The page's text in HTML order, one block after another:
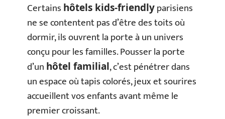
Certains hôtels kids-friendlyparisiens
ne se contentent pas d’être des toits où
dormir, ils ouvrent la porte à un univers
conçu pour les familles. Pousser la porte
d’un hôtel familial, c’est pénétrer dans
un espace où tapis colorés, jeux et sourires
accueillent vos enfants avant même le
premier croissant.